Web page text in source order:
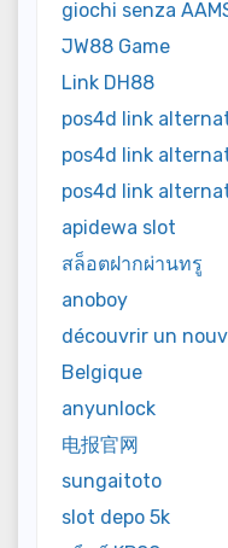
giochi senza
JW88 Game
Link DH88
pos4d link
pos4d link
pos4d link
apidewa slot
สล็อตฝากผ่านทรู
anoboy
découvrir un
Belgique
anyunlock
电报官网
sungaitoto
slot depo 5k